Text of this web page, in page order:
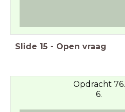
Slide 15 - Open vraag
Opdracht 76.
6.